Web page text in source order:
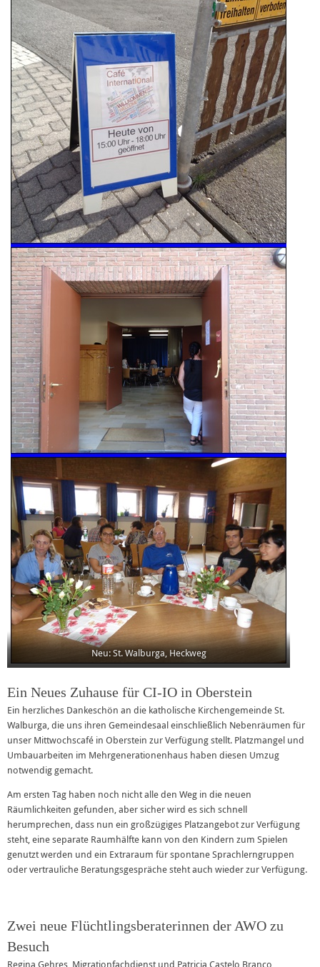
Neu: St. Walburga, Heckweg
Ein Neues Zuhause für CI-IO in Oberstein
Ein herzliches Dankeschön an die katholische Kirchengemeinde St.
Walburga, die uns ihren Gemeindesaal einschließlich Nebenräumen für
unser Mittwochscafé in Oberstein zur Verfügung stellt. Platzmangel und
Umbauarbeiten im Mehrgenerationenhaus haben diesen Umzug
notwendig gemacht.
Am ersten Tag haben noch nicht alle den Weg in die neuen
Räumlichkeiten gefunden, aber sicher wird es sich schnell
herumprechen, dass nun ein großzügiges Platzangebot zur Verfügung
steht, eine separate Raumhälfte kann von den Kindern zum Spielen
genutzt werden und ein Extraraum für spontane Sprachlerngruppen
oder vertrauliche Beratungsgespräche steht auch wieder zur Verfügung.
Zwei neue Flüchtlingsberaterinnen der AWO zu
Besuch
Regina Gehres, Migrationfachdienst und Patricia Castelo Branco,